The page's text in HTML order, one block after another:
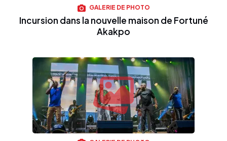
GALERIE DE PHOTO
Incursion dans la nouvelle maison de Fortuné
Akakpo